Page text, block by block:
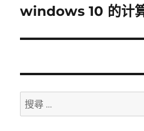
章：
下
篇
章：
windows 10 的计
搜
尋：